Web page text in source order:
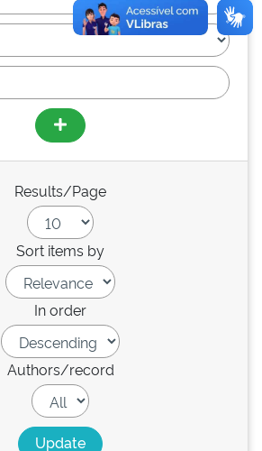
Results/Page
Sort items by
In order
Authors/record